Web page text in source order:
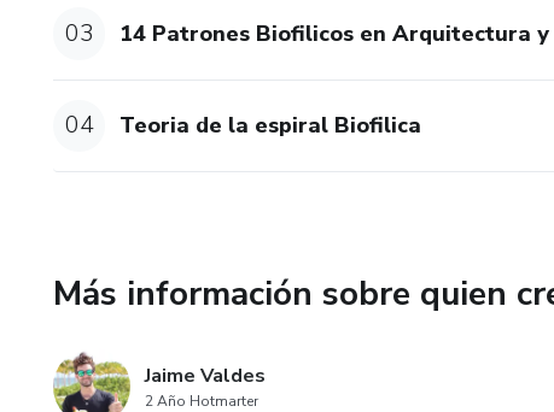
¿Qué aprenderás?
· Explorarás el concepto de
promover el bienestar.
03 14 Patrones Biofilicos en Arquitectura y
04 Teoria de la espiral Biofilica
Más información sobre quien
Jaime Valdes
2 Año Hotmarter